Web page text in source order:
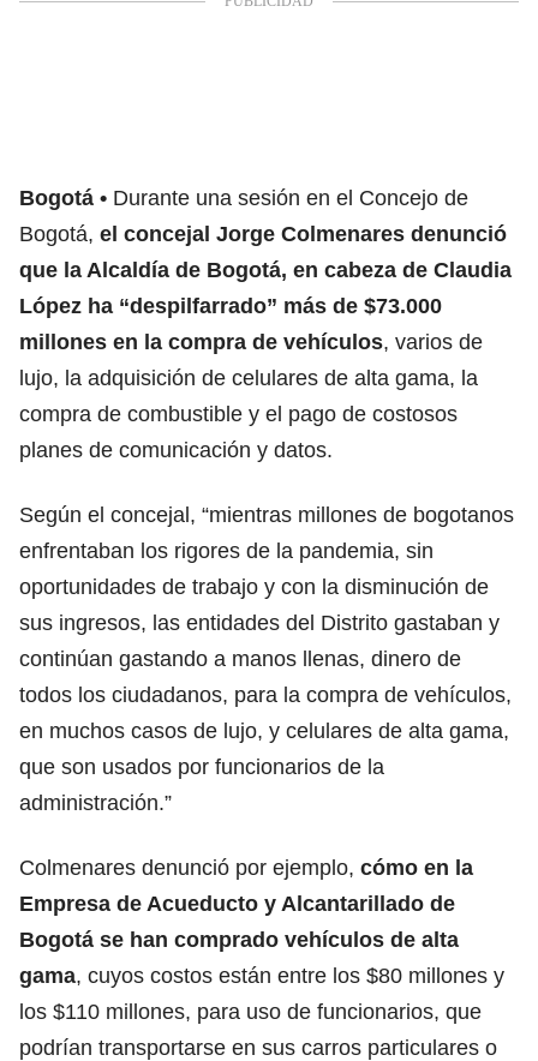
Bogotá
Durante una sesión en el Concejo de
Bogotá, el concejal Jorge Colmenares denunció
que la Alcaldía de Bogotá, en cabeza de Claudia
López ha “despilfarrado” más de $73.000
millones en la compra de vehículos, varios de
lujo, la adquisición de celulares de alta gama, la
compra de combustible y el pago de costosos
planes de comunicación y datos.
Según el concejal, “mientras millones de bogotanos
enfrentaban los rigores de la pandemia, sin
oportunidades de trabajo y con la disminución de
sus ingresos, las entidades del Distrito gastaban y
continúan gastando a manos llenas, dinero de
todos los ciudadanos, para la compra de vehículos,
en muchos casos de lujo, y celulares de alta gama,
que son usados por funcionarios de la
administración.”
Colmenares denunció por ejemplo, cómo en la
Empresa de Acueducto y Alcantarillado de
Bogotá se han comprado vehículos de alta
gama, cuyos costos están entre los $80 millones y
los $110 millones, para uso de funcionarios, que
podrían transportarse en sus carros particulares o